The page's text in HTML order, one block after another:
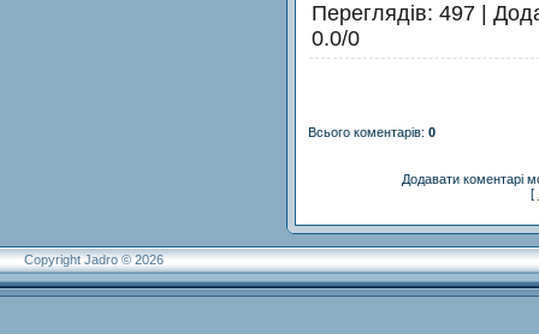
Переглядів: 497 |
0.0/0
Всього коментарів: 0
Додавати коментарі
[
Copyright Jadro © 2026